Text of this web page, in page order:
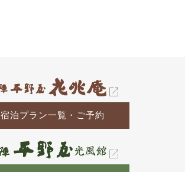
宿泊プラン一覧・ご予約